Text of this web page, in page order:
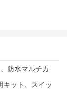
防水マルチカ
キット、スイッ